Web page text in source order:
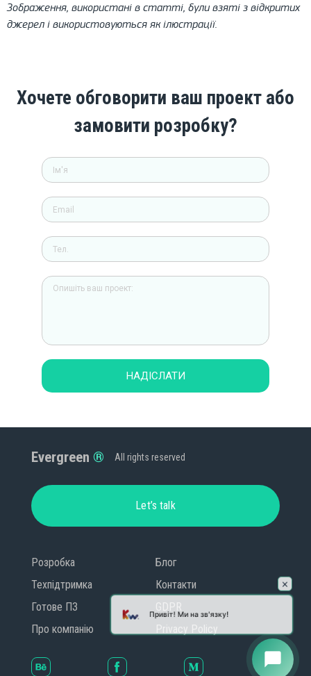
Зображення, використані в статті, були взяті з відкритих
джерел і використовуються як ілюстрації.
Хочете обговорити ваш проект або
замовити розробку?
НАДІСЛАТИ
Evergreen All rights reserved
Let’s talk
Розробка
Техпідтримка
Готове ПЗ
Про компанію
Блог
Контакти
GDPR
Privacy Policy
Привіт! Ми на зв'язку!
chat_bubble